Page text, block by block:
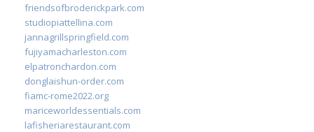
friendsofbroderickpark.com
studiopiattellina.com
jannagrillspringfield.com
fujiyamacharleston.com
elpatronchardon.com
donglaishun-order.com
fiamc-rome2022.org
mariceworldessentials.com
lafisheriarestaurant.com